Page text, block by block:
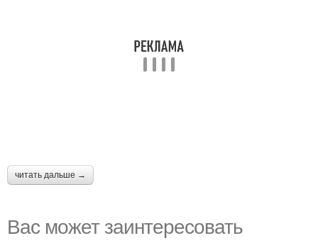
читать дальше →
Вас может заинтересовать